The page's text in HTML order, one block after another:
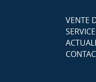
VENTE